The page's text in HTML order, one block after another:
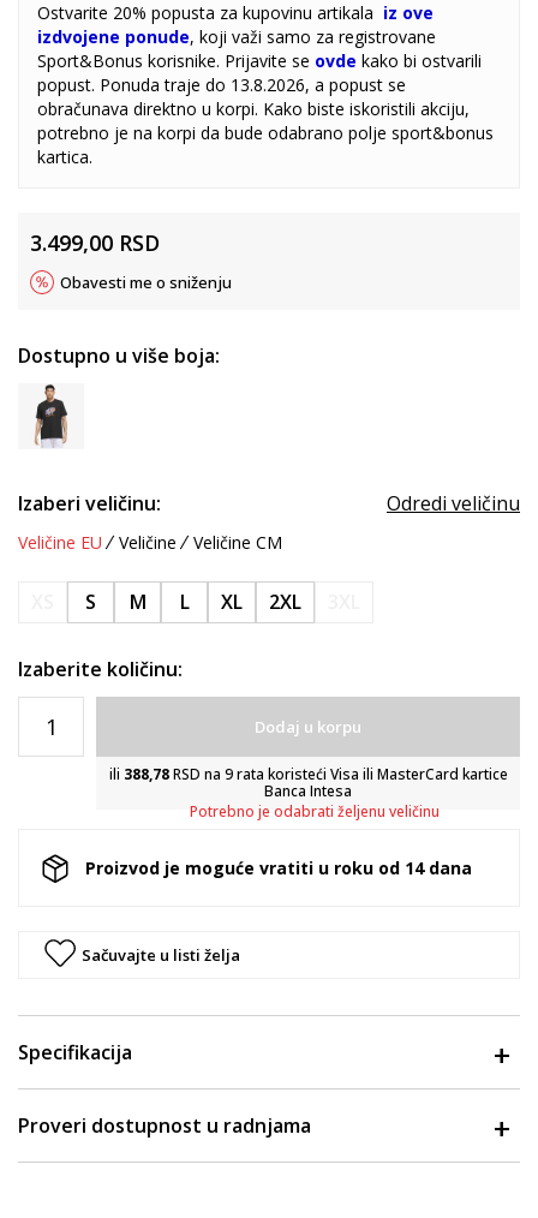
Ostvarite 20% popusta za kupovinu artikala iz ove
izdvojene ponude, koji važi samo za registrovane
Sport&Bonus korisnike. Prijavite se ovde kako bi ostvarili
popust. Ponuda traje do 13.8.2026, a popust se
obračunava direktno u korpi. Kako biste iskoristili akciju,
potrebno je na korpi da bude odabrano polje sport&bonus
kartica.
3.499,00 RSD
Obavesti me o sniženju
Dostupno u više boja:
Izaberi veličinu: Odredi veličinu
Veličine EU Veličine Veličine CM
S M L XL 2XL
Izaberite količinu:
Dodaj u korpu
ili 388,78RSD na 9 rata koristeći Visa ili MasterCard kartice
Banca Intesa
Potrebno je odabrati željenu veličinu
Proizvod je moguće vratiti u roku od 14 dana
Sačuvajte u listi želja
Specifikacija
Proveri dostupnost u radnjama